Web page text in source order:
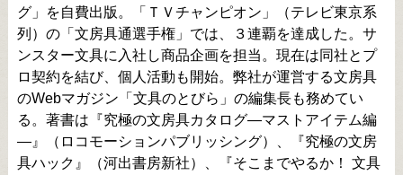
グ」を自費出版。「ＴＶチャンピオン」（テレビ東京系
列）の「文房具通選手権」では、３連覇を達成した。サ
ンスター文具に入社し商品企画を担当。現在は同社とプ
ロ契約を結び、個人活動も開始。弊社が運営する文房具
のWebマガジン「文具のとびら」の編集長も務めてい
る。著書は『究極の文房具カタログ―マストアイテム編
―』（ロコモーションパブリッシング）、『究極の文房
具ハック』（河出書房新社）、『そこまでやるか！ 文具